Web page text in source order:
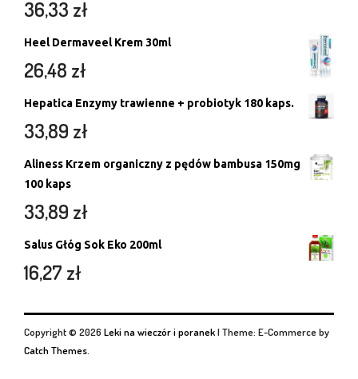
36,33 zł
Heel Dermaveel Krem 30ml
26,48 zł
Hepatica Enzymy trawienne + probiotyk 180 kaps.
33,89 zł
Aliness Krzem organiczny z pędów bambusa 150mg
100 kaps
33,89 zł
Salus Głóg Sok Eko 200ml
16,27 zł
Copyright © 2026 Leki na wieczór i poranek| Theme: E-Commerce by
Catch Themes